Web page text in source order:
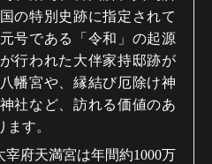
の特別史跡に指定されて
号である「令和」の起源
行われた大伴家持邸跡が
幡宮や、縁結び厄除け神
社など、訪れる価値のあ
す。
宰府天満宮は年間約1000万